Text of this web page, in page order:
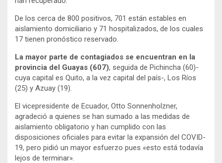
De los cerca de 800 positivos, 701 están estables en
aislamiento domiciliario y 71 hospitalizados, de los cuales
17 tienen pronóstico reservado.
La mayor parte de contagiados se encuentran en la
provincia del Guayas (607), seguida de Pichincha (60)-
cuya capital es Quito, a la vez capital del país-, Los Ríos
(25) y Azuay (19).
El vicepresidente de Ecuador, Otto Sonnenholzner,
agradeció a quienes se han sumado a las medidas de
aislamiento obligatorio y han cumplido con las
disposiciones oficiales para evitar la expansión del COVID-
19, pero pidió un mayor esfuerzo pues «esto está todavía
lejos de terminar».